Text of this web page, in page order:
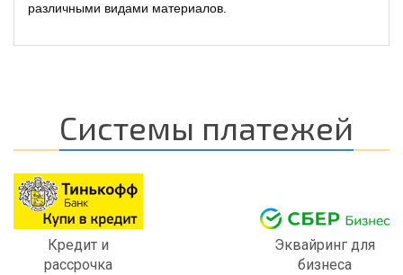
различными видами материалов.
Системы платежей
Кредит и
рассрочка
Эквайринг для
бизнеса